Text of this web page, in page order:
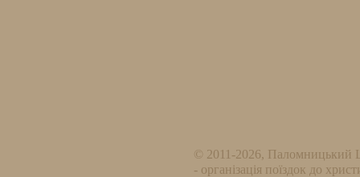
© 2011-2026, Паломницький
- організація поїздок до